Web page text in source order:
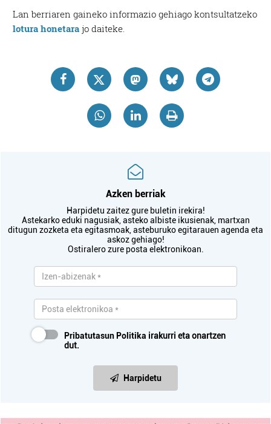
Lan berriaren gaineko informazio gehiago kontsultatzeko
lotura honetara jo daiteke.
Azken berriak
Harpidetu zaitez gure buletin irekira!
Astekarko eduki nagusiak, asteko albiste ikusienak, martxan
ditugun zozketa eta egitasmoak, asteburuko egitarauen agenda eta
askoz gehiago!
Ostiralero zure posta elektronikoan.
Pribatutasun Politika irakurri eta onartzen
dut.
Harpidetu